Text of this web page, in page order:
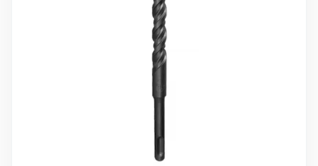
Минимальный заказ
Все бренды